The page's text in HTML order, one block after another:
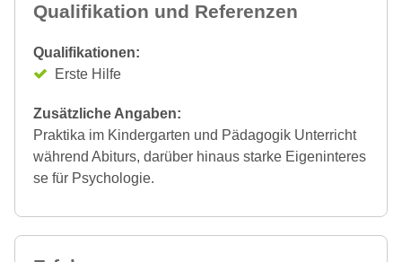
Qualifikation und Referenzen
Qualifikationen:
Erste Hilfe
Zusätzliche Angaben:
Praktika im Kindergarten und Pädagogik Unterricht
während Abiturs, darüber hinaus starke Eigeninteres
se für Psychologie.